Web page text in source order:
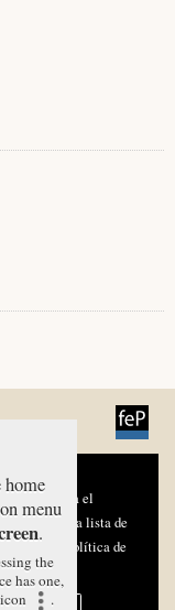
DATOS
home
menu
.
the
has one,
.
para el
consultar la lista de
nuestra Política de